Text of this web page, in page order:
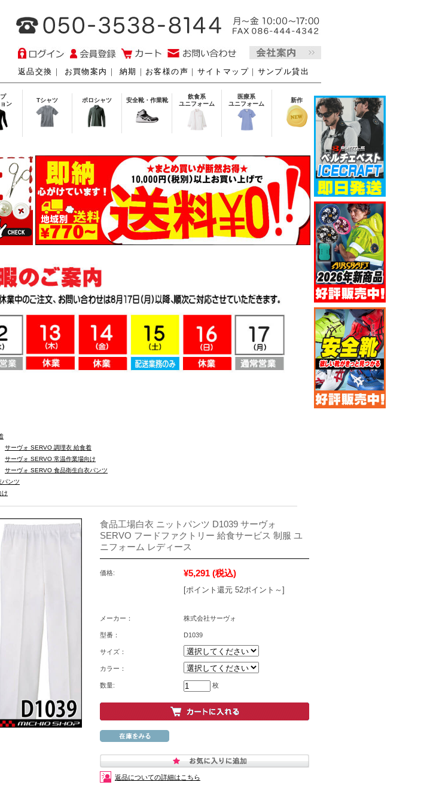
返品交換 ｜ お買物案内 ｜ 納期 ｜ お客様の声 ｜ サイトマップ ｜ サンプル貸出
ン
Tシャツ ポロシャツ 安全靴・作業靴
飲食系
ユニフォーム
医療系
ユニフォーム
新作
サーヴォ SERVO 調理衣 給食着
サーヴォ SERVO 常温作業場向け
サーヴォ SERVO 食品衛生白衣パンツ
パンツ
け
食品工場白衣 ニットパンツ D1039 サーヴォ
SERVO フードファクトリー 給食サービス 制服 ユ
ニフォーム レディース
価格: ¥5,291 (税込)
[ポイント還元 52ポイント～]
メーカー： 株式会社サーヴォ
型番： D1039
サイズ：
カラー：
数量: 枚
返品についての詳細はこちら